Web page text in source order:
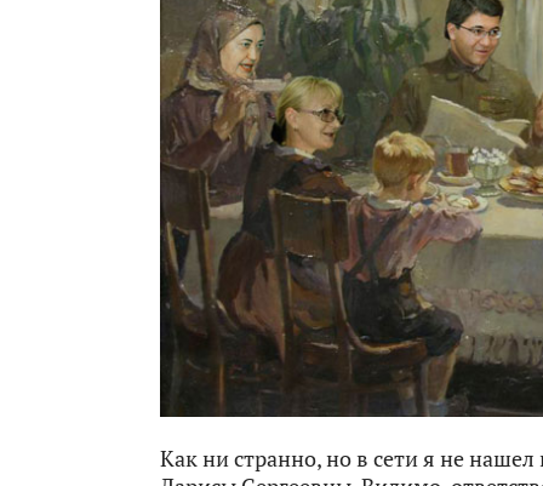
Как ни странно, но в сети я не